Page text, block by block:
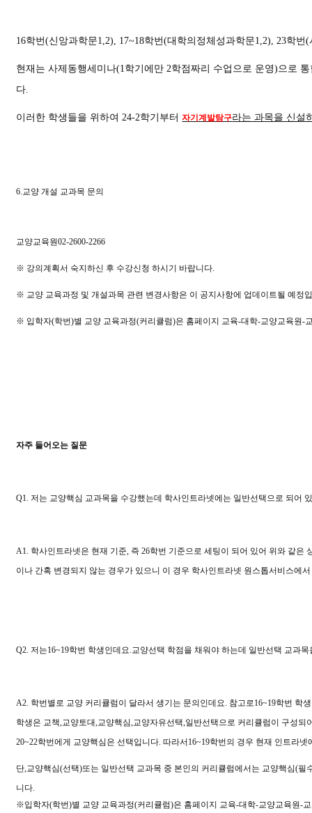
16학번(신앙과학문1,2), 17~18학번(대학의정체성과학문1,2), 23학번(
현재는 사제동행세미나(1학기에만2학점짜리 수업으로 운영)으로
다.
이러한 학생들을 위하여24-2학기부터자기계발탐구라는 과목을 신설
6.교양 개설 교과목 문의
교양교육원02-2600-2266
※ 강의계획서 숙지하신 후 수강신청 하시기 바랍니다.
※ 교양 교육과정 및 개설과목 관련 변경사항은 이 공지사항에 업데이트될 예정
※ 입학자(학번)별 교양 교육과정(커리큘럼)은 홈페이지 교육-대학-교양교육원-
자주 들어오는 질문
Q1. 저는 교양핵심 교과목을 수강했는데 학사인트라넷에는 일반선택으로 되어
A1. 학사인트라넷은 현재 기준, 즉26학번 기준으로 세팅이 되어 있어 위와 같은
이나 간혹 변경되지 않는 경우가 있으니 이 경우 학사인트라넷 원스톱서비스에
Q2. 저는16~19학번 학생인데요.교양선택 학점을 채워야 하는데 일반선택 교과
A2. 학번별로 교양 커리큘럼이 달라서 생기는 문의인데요. 참고로16~19학번 학
학생은 교책,교양토대,교양핵심,교양자유선택,일반선택으로 커리큘럼이 구성되
20~22학번에게 교양핵심은 선택입니다.따라서 16~19학번의 경우 현재 인트라
단,교양핵심(선택)또는 일반선택 교과목 중 본인의 커리큘럼에서는 교양핵심(필
니다.
※입학자(학번)별 교양 교육과정(커리큘럼)은 홈페이지 교육-대학-교양교육원-